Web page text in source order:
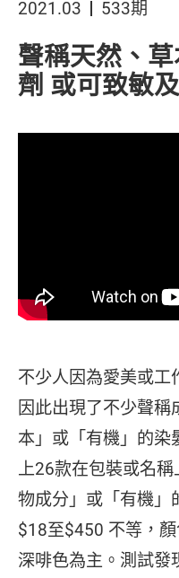
2021.03 533期
聲稱天然、
劑 或可致敏
不少人因為愛美或工
因此出現了不少聲稱
本」或「有機」的染
上26款在包裝或名
物成分」或「有機」
$18至$450 不等，
深啡色為主。測試發